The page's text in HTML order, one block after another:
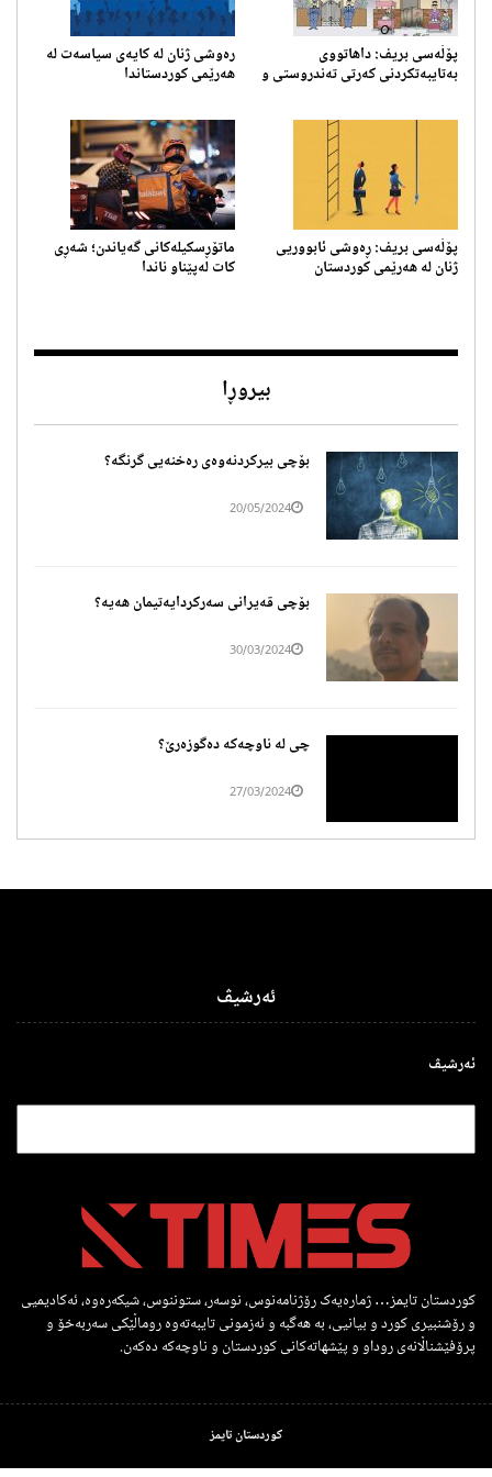
رەوشی ژنان لە کایەی سیاسەت لە
هەرێمی کوردستاندا
پۆڵەسی بریف: داهاتووی
بەتایبه‌تكردنی کەرتی تەندروستی و
ماتۆڕسکیلەکانی گەیاندن؛ ‎شەڕی
کات لەپێناو ناندا
پۆڵەسی بریف: ڕەوشی ئابووریی
ژنان لە هەرێمی کوردستان
بیروڕا
بۆچی بیرکردنەوەی رەخنەیی گرنگە؟
20/05/2024
بۆچی قەیرانی سەرکردایەتیمان هەیە؟
30/03/2024
چی لە ناوچەکە دەگوزەرێ؟
27/03/2024
ئەرشیڤ
ئەرشیڤ
کوردستان تایمز… ژمارەیەک رۆژنامەنوس، نوسەر، ستوننوس، شیکەرەوە، ئەکادیمیی
و رۆشنبیری کورد و بیانیی، بە هەگبە و ئەزمونی تایبەتەوە روماڵێکی سەربەخۆ و
پرۆفێشناڵانەی روداو و پێشهاتەکانی کوردستان و ناوچەکە دەکەن.
کوردستان تایمز